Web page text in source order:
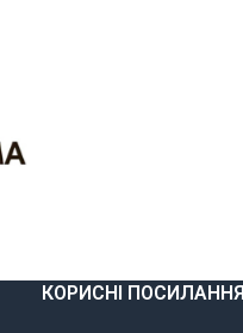
КОРИСНІ ПОСИЛАННЯ